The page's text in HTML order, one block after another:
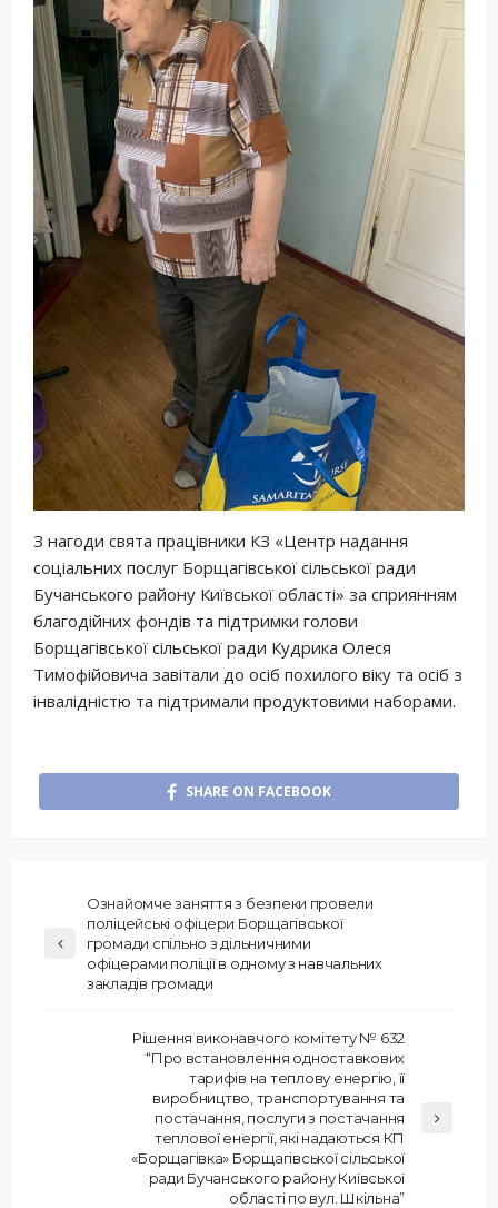
З нагоди свята працівники КЗ «Центр надання
соціальних послуг Борщагівської сільської ради
Бучанського району Київської області» за сприянням
благодійних фондів та підтримки голови
Борщагівської сільської ради Кудрика Олеся
Тимофійовича завітали до осіб похилого віку та осіб з
інвалідністю та підтримали продуктовими наборами.
SHARE ON FACEBOOK
Ознайомче заняття з безпеки провели
поліцейські офіцери Борщагівської
громади спільно з дільничними
офіцерами поліції в одному з навчальних
закладів громади
Рішення виконавчого комітету № 632
“Про встановлення одноставкових
тарифів на теплову енергію, її
виробництво, транспортування та
постачання, послуги з постачання
теплової енергії, які надаються КП
«Борщагівка» Борщагівської сільської
ради Бучанського району Київської
області по вул. Шкільна”